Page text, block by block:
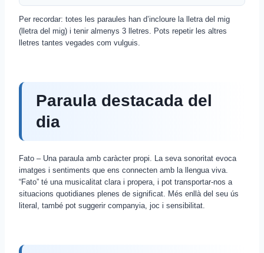
Per recordar: totes les paraules han d’incloure la lletra del mig
(lletra del mig) i tenir almenys 3 lletres. Pots repetir les altres
lletres tantes vegades com vulguis.
Paraula destacada del
dia
Fato – Una paraula amb caràcter propi. La seva sonoritat evoca
imatges i sentiments que ens connecten amb la llengua viva.
“Fato” té una musicalitat clara i propera, i pot transportar-nos a
situacions quotidianes plenes de significat. Més enllà del seu ús
literal, també pot suggerir companyia, joc i sensibilitat.